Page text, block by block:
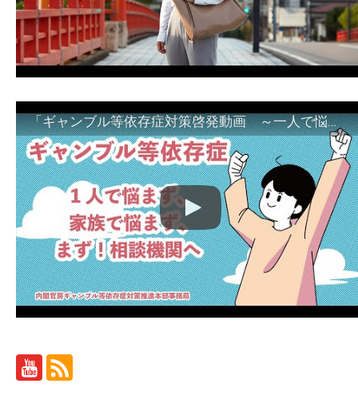
「ギャンブル等依存症対策啓発動画 ～一人で悩まず、家族で悩まず、まず！相談機関へ～」